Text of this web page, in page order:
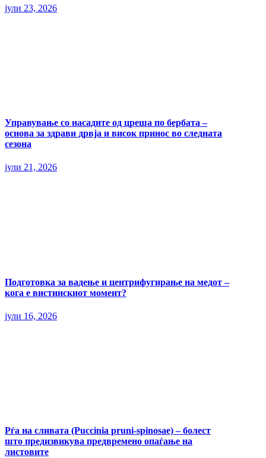
јули 23, 2026
Управување со насадите од цреша по бербата –
основа за здрави дрвја и висок принос во следната
сезона
јули 21, 2026
Подготовка за вадење и центрифугирање на медот –
кога е вистинскиот момент?
јули 16, 2026
Рѓа на сливата (Puccinia pruni-spinosae) – болест
што предизвикува предвремено опаѓање на
листовите